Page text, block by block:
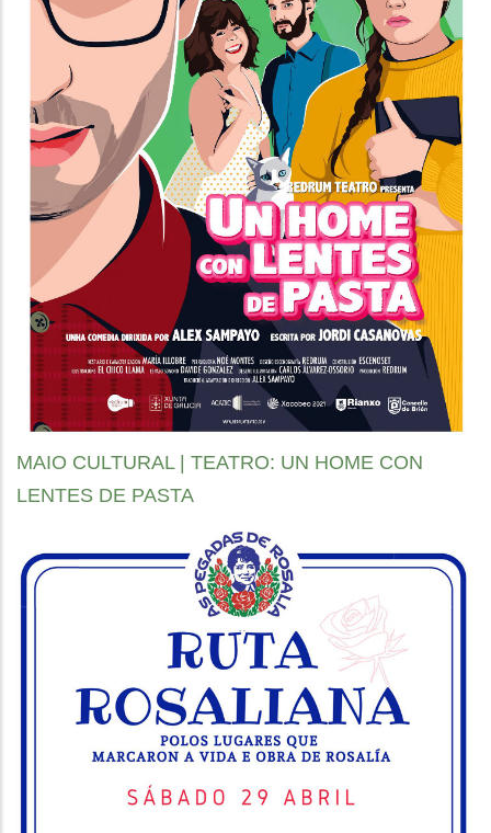
MAIO CULTURAL | TEATRO: UN HOME CON
LENTES DE PASTA